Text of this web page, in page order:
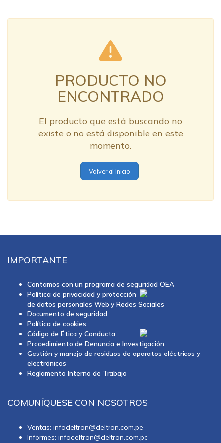
PRODUCTO NO
ENCONTRADO
El producto que está buscando no
existe o no está disponible en este
momento.
Volver al Inicio
IMPORTANTE
Contamos con un programa de seguridad OEA
Política de privacidad y protección
de datos personales Web y Redes Sociales
Documento de seguridad
Política de cookies
Código de Ética y Conducta
Procedimiento de Denuncia e Investigación
Gestión y manejo de residuos de aparatos eléctricos y
electrónicos
Reglamento Interno de Trabajo
COMUNÍQUESE CON NOSOTROS
Ventas: infodeltron@deltron.com.pe
Informes: infodeltron@deltron.com.pe